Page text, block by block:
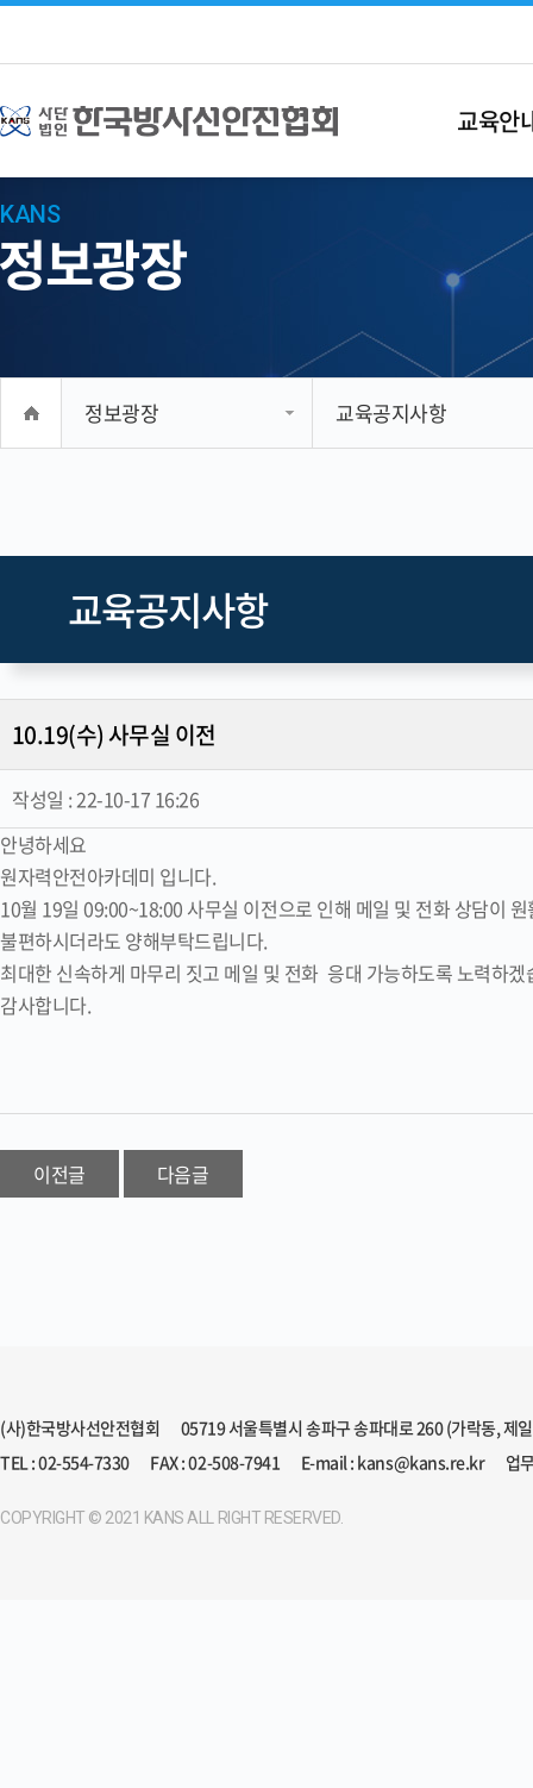
교육안
KANS
보광장
정보광장 교육공지사항
교육공지사항
10.19(수) 사무실 이전
작성일 :22-10-17 16:26
안녕하세요
원자력안전아카데미 입니다.
10월 19일 09:00~18:00 사무실 이전으로 인해 메일 및 전화 상담이
불편하시더라도 양해부탁드립니다.
최대한 신속하게 마무리 짓고 메일 및 전화 응대 가능하도록 노력하
감사합니다.
이전글 다음글
(사)한국방사선안전협회
05719 서울특별시 송파구 송파대로 260 (가락동, 제
TEL : 02-554-7330
FAX : 02-508-7941 E-mail : kans@kans.re.kr 업
COPYRIGHT © 2021 KANS ALL RIGHT RESERVED.